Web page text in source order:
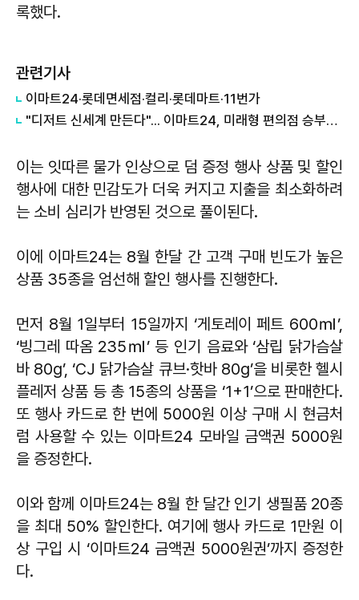
록했다.
관련기사
이마트24·롯데면세점·컬리·롯데마트·11번가
"디저트 신세계 만든다"... 이마트24, 미래형 편의점 승부수는?
이는 잇따른 물가 인상으로 덤 증정 행사 상품 및 할인
행사에 대한 민감도가 더욱 커지고 지출을 최소화하려
는 소비 심리가 반영된 것으로 풀이된다.
이에 이마트24는 8월 한달 간 고객 구매 빈도가 높은
상품 35종을 엄선해 할인 행사를 진행한다.
먼저 8월 1일부터 15일까지 ‘게토레이 페트 600㎖’,
‘빙그레 따옴 235㎖’ 등 인기 음료와 ‘삼립 닭가슴살
바 80g’, ‘CJ 닭가슴살 큐브·핫바 80g’을 비롯한 헬시
플레저 상품 등 총 15종의 상품을 ‘1+1’으로 판매한다.
또 행사 카드로 한 번에 5000원 이상 구매 시 현금처
럼 사용할 수 있는 이마트24 모바일 금액권 5000원
을 증정한다.
이와 함께 이마트24는 8월 한 달간 인기 생필품 20종
을 최대 50% 할인한다. 여기에 행사 카드로 1만원 이
상 구입 시 ‘이마트24 금액권 5000원권’까지 증정한
다.